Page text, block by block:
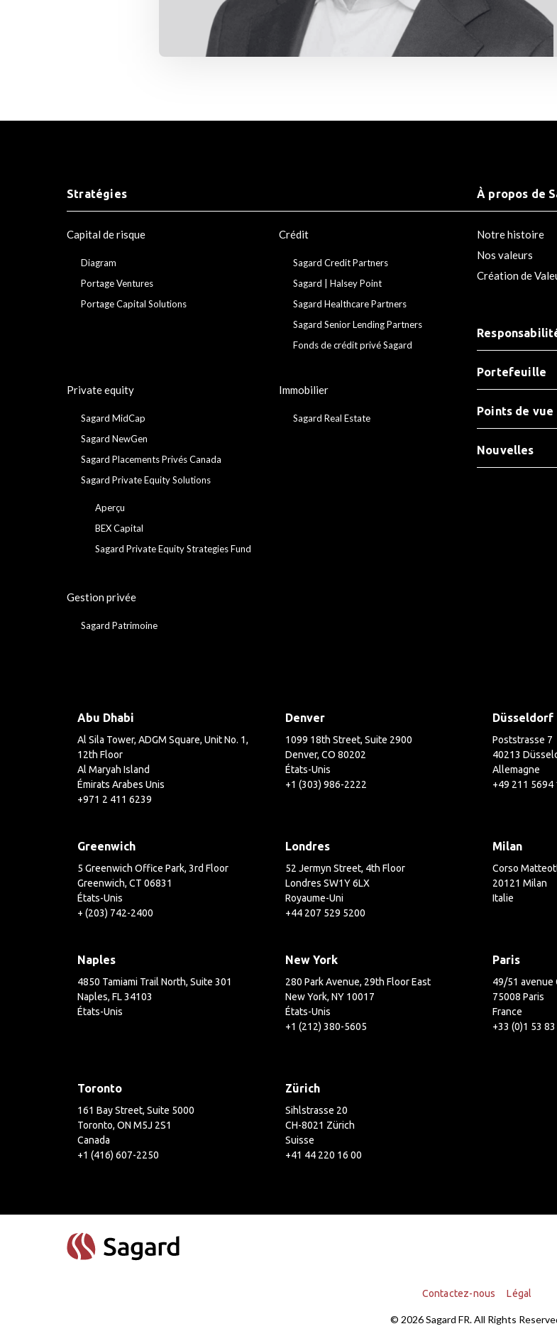
Stratégies
Capital de risque
Diagram
Portage Ventures
Portage Capital Solutions
Crédit
Sagard Credit Partners
Sagard | Halsey Point
Sagard Healthcare Partners
Sagard Senior Lending Partners
Fonds de crédit privé Sagard
Private equity
Sagard MidCap
Sagard NewGen
Sagard Placements Privés Canada
Sagard Private Equity Solutions
Aperçu
BEX Capital
Sagard Private Equity Strategies Fund
Immobilier
Sagard Real Estate
Gestion privée
Sagard Patrimoine
À propos de
Notre histoire
Nos valeurs
Création de
Portefeuille
Points de vue
Nouvelles
Abu Dhabi
Al Sila Tower, ADGM Square, Unit No. 1,
12th Floor
Al Maryah Island
Émirats Arabes Unis
+971 2 411 6239
Denver
1099 18th Street, Suite 2900
Denver, CO 80202
États-Unis
+1 (303) 986-2222
Düsseldorf
Poststrasse 7
40213
Allemagne
+49 211 5694
Greenwich
5 Greenwich Office Park, 3rd Floor
Greenwich, CT 06831
États-Unis
+ (203) 742-2400
Londres
52 Jermyn Street, 4th Floor
Londres SW1Y 6LX
Royaume-Uni
+44 207 529 5200
Milan
Corso
20121 Milan
Italie
Naples
4850 Tamiami Trail North, Suite 301
Naples, FL 34103
États-Unis
New York
280 Park Avenue, 29th Floor East
New York, NY 10017
États-Unis
+1 (212) 380-5605
Paris
49/51 avenue
75008 Paris
France
+33 (0)1 53
Toronto
161 Bay Street, Suite 5000
Toronto, ON M5J 2S1
Canada
+1 (416) 607-2250
Zürich
Sihlstrasse 20
CH-8021 Zürich
Suisse
+41 44 220 16 00
Contactez-nous Légal
© 2026 Sagard FR. All Rights